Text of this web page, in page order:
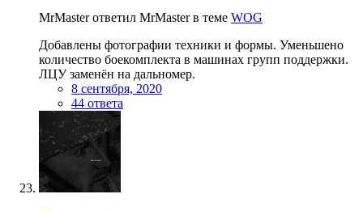
MrMaster ответил MrMaster в теме WOG
Добавлены фотографии техники и формы. Уменьшено
количество боекомплекта в машинах групп поддержки.
ЛЦУ заменён на дальномер.
8 сентября, 2020
44 ответа